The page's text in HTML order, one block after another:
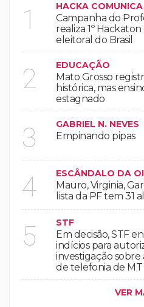
1 HACKA COMUNICA
Campanha do
realiza 1º
eleitoral do Brasil
2 EDUCAÇÃO
Mato Grosso
histórica, mas
estagnado
3 GABRIEL N. NEVES
Empinando pipas
4 ESCÂNDALO DA OI
Mauro, Virginia,
lista da PF tem 31
5 STF
Em decisão, STF
indícios para
investigação
de telefonia de MT
VER